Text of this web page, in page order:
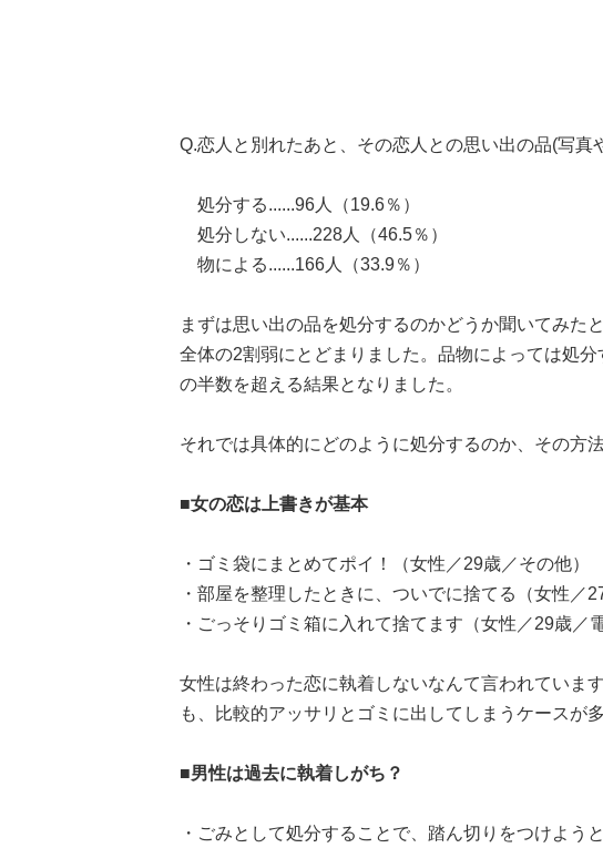
Q.恋人と別れたあと、その恋人との思い出の品(写真
処分する......96人（19.6％）
処分しない......228人（46.5％）
物による......166人（33.9％）
まずは思い出の品を処分するのかどうか聞いてみた
全体の2割弱にとどまりました。品物によっては処
の半数を超える結果となりました。
それでは具体的にどのように処分するのか、その方
■女の恋は上書きが基本
・ゴミ袋にまとめてポイ！（女性／29歳／その他）
・部屋を整理したときに、ついでに捨てる（女性／
・ごっそりゴミ箱に入れて捨てます（女性／29歳／電
女性は終わった恋に執着しないなんて言われていま
も、比較的アッサリとゴミに出してしまうケースが
■男性は過去に執着しがち？
・ごみとして処分することで、踏ん切りをつけよう